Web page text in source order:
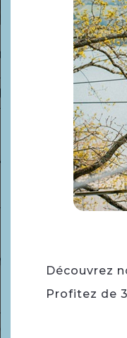
de salles
Découvrez
Profitez de